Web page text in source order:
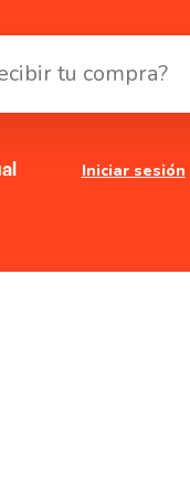
Iniciar sesión